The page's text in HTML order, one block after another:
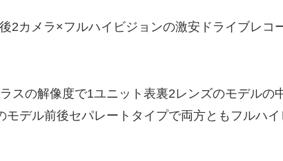
2カメラ×フルハイビジョンの激安ドライブレコ
スの解像度で1ユニット表裏2レンズのモデルの
モデル前後セパレートタイプで両方ともフルハ